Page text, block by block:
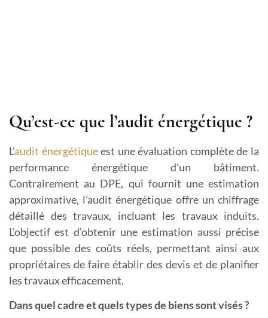
Qu’est-ce que l’audit énergétique ?
L’audit énergétiqueest une évaluation complète de la
performance énergétique d’un bâtiment.
Contrairement au DPE, qui fournit une estimation
approximative, l’audit énergétique offre un chiffrage
détaillé des travaux, incluant les travaux induits.
L’objectif est d’obtenir une estimation aussi précise
que possible des coûts réels, permettant ainsi aux
propriétaires de faire établir des devis et de planifier
les travaux efficacement.
Dans quel cadre et quels types de biens sont visés ?